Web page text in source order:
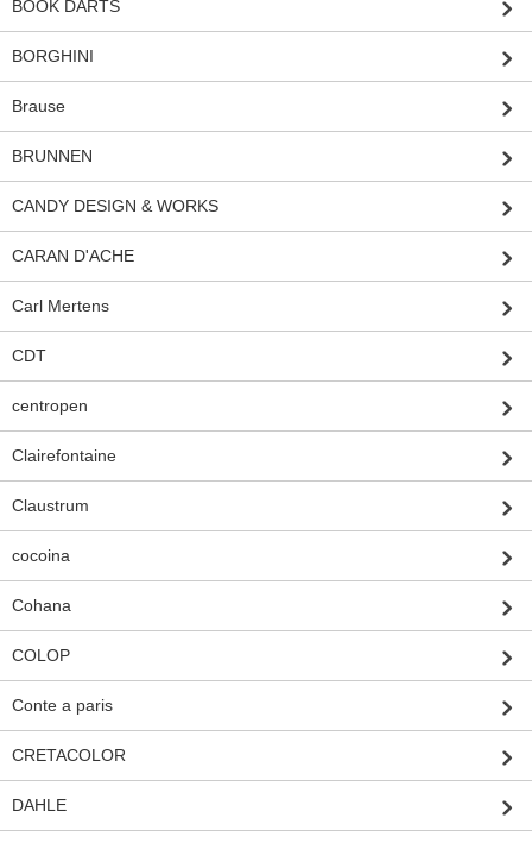
BOOK DARTS
BORGHINI
Brause
BRUNNEN
CANDY DESIGN & WORKS
CARAN D'ACHE
Carl Mertens
CDT
centropen
Clairefontaine
Claustrum
cocoina
Cohana
COLOP
Conte a paris
CRETACOLOR
DAHLE